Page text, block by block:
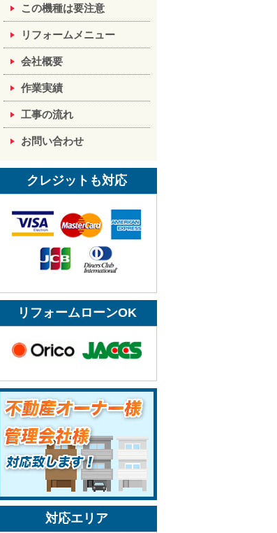
この機種は要注意
リフォームメニュー
会社概要
作業実績
工事の流れ
お問い合わせ
クレジットも対応
リフォームローンOK
対応エリア